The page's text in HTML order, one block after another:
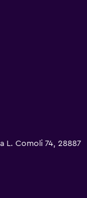
L. Comoli 74, 28887